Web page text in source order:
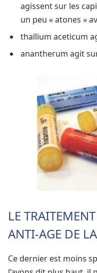
agissent sur les
un peu « atones »
thallium aceticum
anantherum agit
LE
ANTI-AGE DE
Ce dernier est moins